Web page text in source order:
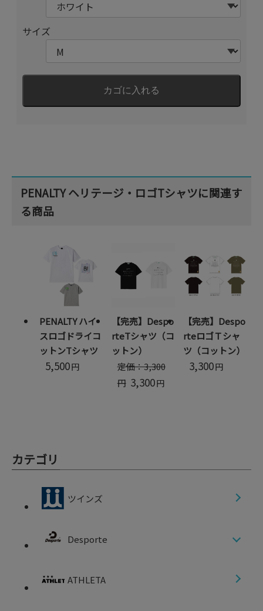
サイズ
PENALTY ヘリテージ・ロゴTシャツに関連す
る商品
PENALTY ハイ
スロゴドライコ
ットンTシャツ
5,500円
【完売】Despo
rteTシャツ（コ
ットン）
定価：3,300
円 3,300円
【完売】Despo
rteロゴＴシャ
ツ（コットン）
3,300円
カテゴリ
ツインズ
Desporte
ATHLETA